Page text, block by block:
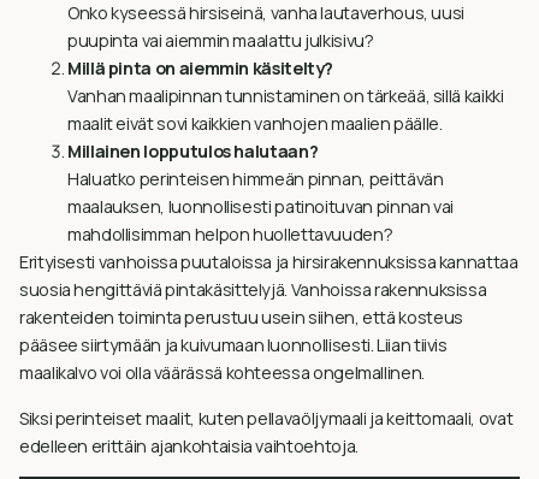
Onko kyseessä hirsiseinä, vanha lautaverhous, uusi
puupinta vai aiemmin maalattu julkisivu?
Millä pinta on aiemmin käsitelty?
Vanhan maalipinnan tunnistaminen on tärkeää, sillä kaikki
maalit eivät sovi kaikkien vanhojen maalien päälle.
Millainen lopputulos halutaan?
Haluatko perinteisen himmeän pinnan, peittävän
maalauksen, luonnollisesti patinoituvan pinnan vai
mahdollisimman helpon huollettavuuden?
Erityisesti vanhoissa puutaloissa ja hirsirakennuksissa kannattaa
suosia hengittäviä pintakäsittelyjä. Vanhoissa rakennuksissa
rakenteiden toiminta perustuu usein siihen, että kosteus
pääsee siirtymään ja kuivumaan luonnollisesti. Liian tiivis
maalikalvo voi olla väärässä kohteessa ongelmallinen.
Siksi perinteiset maalit, kuten pellavaöljymaali ja keittomaali, ovat
edelleen erittäin ajankohtaisia vaihtoehtoja.